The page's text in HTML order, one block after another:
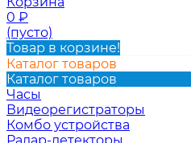
0 ₽
(пусто)
Товар в корзине!
Каталог товаров
Каталог товаров
Часы
Видеорегистраторы
Комбо устройства